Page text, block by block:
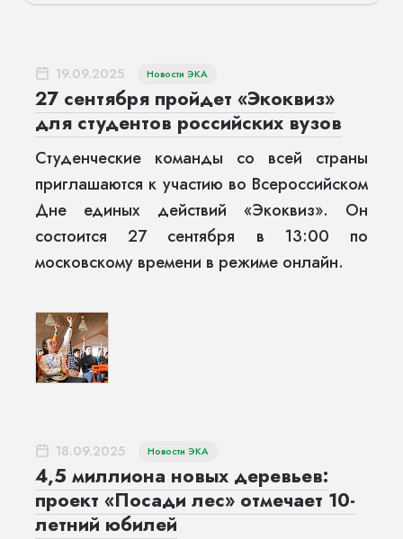
19.09.2025 Новости ЭКА
27 сентября пройдет «Экоквиз»
для студентов российских вузов
Студенческие команды со всей страны
приглашаются к участию во Всероссийском
Дне единых действий «Экоквиз». Он
состоится 27 сентября в 13:00 по
московскому времени в режиме онлайн.
18.09.2025 Новости ЭКА
4,5 миллиона новых деревьев:
проект «Посади лес» отмечает 10-
летний юбилей